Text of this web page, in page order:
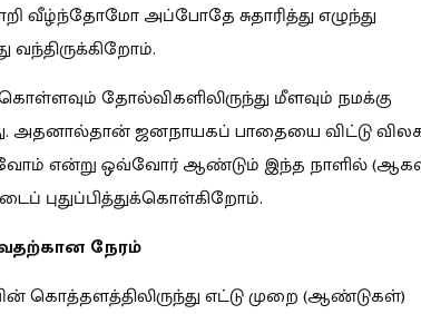
வீழ்ந்தோமோ அப்போதே சுதாரித்து எழுந்து
தோல்விகளிலிருந்து மீளவும் நமக்கு
அதனால்தான் ஜனநாயகப் பாதையை விட்டு
என்று ஒவ்வோர் ஆண்டும் இந்த நாளில்
புதுப்பித்துக்கொள்கிறோம்.
நேரம்
கொத்தளத்திலிருந்து எட்டு முறை (ஆண்டுகள்)